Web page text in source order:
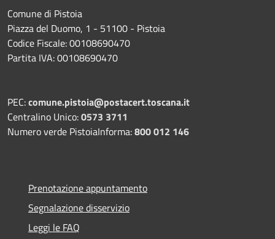
Comune di Pistoia
Piazza del Duomo, 1 - 51100 - Pistoia
Codice Fiscale: 00108690470
Partita IVA: 00108690470
PEC:comune.pistoia@postacert.toscana.it
Centralino Unico:0573 3711
Numero verde PistoiaInforma:800 012 146
Prenotazione appuntamento
Segnalazione disservizio
Leggi le FAQ